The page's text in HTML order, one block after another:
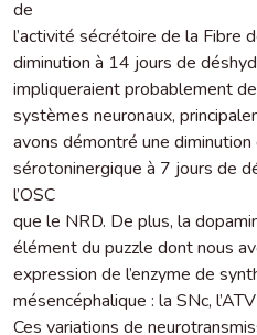
de
l’activité sécrétoire de la Fibre
diminution à 14 jours de
impliqueraient probablement
systèmes neuronaux,
avons démontré une diminution
sérotoninergique à 7 jours de
l’OSC
que le NRD. De plus, la
élément du puzzle dont nous
expression de l’enzyme de
mésencéphalique : la SNc,
Ces variations de